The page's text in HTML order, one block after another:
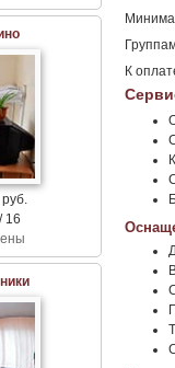
16
К